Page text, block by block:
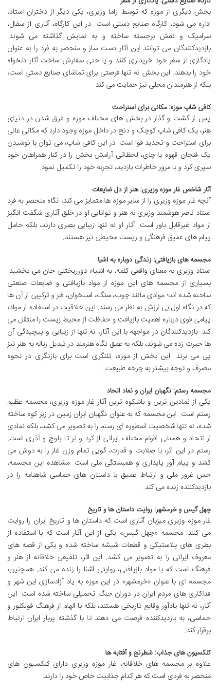
بخش دیگری از موزه که توسط راما وزیری، یکی دیگر از دختران استاد،
اداره می شود، کارگاه صنایع دستی است. در این کارگاه، آثاری از سفال،
سرامیک و نقش برجسته ساخته و به نمایش گذاشته می شوند.
بازدیدکنندگان می توانند این آثار دست ساز و منحصر به فرد را به عنوان
یادگاری از سفر خود خریداری کنند و یا حتی سفارش ساخت آثار دلخواه
خود را بدهند. این بخش نه تنها فرصتی برای تماشای صنایع دستی است،
بلکه از هنرمندان محلی نیز حمایت می کند.
کافی شاپ موزه: مکانی برای استراحت
پس از گشت و گذار در بخش های مختلف موزه و غرق شدن در دنیای
هنر، یک کافی شاپ کوچک و دنج در داخل موزه وجود دارد که مکانی عالی
برای استراحت و تجدید قوا است. در این کافی شاپ، می توان با نوشیدن
یک فنجان قهوه یا چای، لحظاتی آرامش بخش را در کنار همراهان خود
سپری کرد و با مرور خاطرات بازدید، تجربه خود را تکمیل نمود.
آثار شاخص غار موزه وزیری: هنر از دل ضایعات
آنچه غار موزه وزیری را از سایر موزه ها متمایز می کند، نگاه منحصر به فرد
استاد ناصر هوشمند وزیری به هنر و توانایی او در خلق آثاری شگفت انگیز
از مواد غیرقابل باور است. آثار او نه تنها زیبایی بصری دارند، بلکه حامل
پیام های عمیق فرهنگی و زیست محیطی نیز هستند.
مجسمه های بازیافتی: زندگی دوباره به اشیا
استاد وزیری به معنای واقعی کلمه، به اشیاء دورریختنی جان می بخشید.
بسیاری از مجسمه های این موزه از مواد بازیافتی و ضایعات صنعتی
ساخته شده اند؛ موادی مانند چوب، سنگ، استخوان، فلز و ترکیبی از آن ها
که در نگاه اول بی ارزش به نظر می رسند. این خلاقیت در استفاده از مواد،
پیامی قوی درباره اهمیت بازیافت و حفاظت از محیط زیست را منتقل می
کند. بازدیدکنندگان در مواجهه با این آثار، نه تنها از زیبایی و پیچیدگی آن
ها حیرت زده می شوند، بلکه به عمق نگاه هنرمند در تبدیل زباله به هنر نیز
پی می برند. این بخش از موزه، تلنگری است برای بازنگری در نحوه
مصرف و توجه بیشتر به چرخه طبیعت.
مجسمه رستم: نگهبان ایران و نماد اتحاد
یکی از نمادین ترین و باشکوه ترین آثار غار موزه وزیری، مجسمه عظیم
رستم است. این مجسمه که به عنوان نگهبان ایران زمین در زیر کوه ساخته
شده، نه تنها شخصیت اسطوره ای رستم را به تصویر می کشد، بلکه نمادی
از اتحاد و همدلی اقوام مختلف ایرانی از کرد و لر تا بلوچ و آذری است.
رستم در این اثر، با صلابت و قدرت، گویی تمام وزن غار را به دوش می
کشد و پیام آور پایداری و همبستگی ملی است. مشاهده این مجسمه،
حس غرور ملی و ارتباط عمیق با داستان های حماسی شاهنامه را در
بازدیدکننده زنده می کند.
چهل گیس و خرمشهر: روایت داستان ها و تاریخ
غار موزه وزیری میزبان آثاری است که داستان ها و تاریخ ایران را روایت
می کنند. مجسمه «چهل گیس» یکی از این آثار است که با استفاده از
بطری های پلاستیکی و قطعات شیشه ساخته شده و یکی از قصه های
معروف ایرانی را به تصویر می کشد. این اثر، تلفیقی خلاقانه از هنر و
فرهنگ است که با مواد بازیافتی، روایتی آشنا را زنده می کند. همچنین،
مجسمه ای با عنوان «خرمشهر» در این موزه به یاد آزادسازی این شهر و
فداکاری های مردم ایران در دوران جنگ تحمیلی ساخته شده است. این
آثار، نه تنها یادآور وقایع تاریخی هستند، بلکه با الهام از فرهنگ فولکلور و
حماسی، به بازدیدکننده فرصت می دهند تا با گذشته پربار ایران ارتباط
برقرار کند.
کلکسیون های جذاب: شطرنج و آفتابه ها
علاوه بر مجسمه های خلاقانه، غار موزه وزیری دارای کلکسیون های
منحصر به فردی است که هر کدام جذابیت خاص خود را دارند: